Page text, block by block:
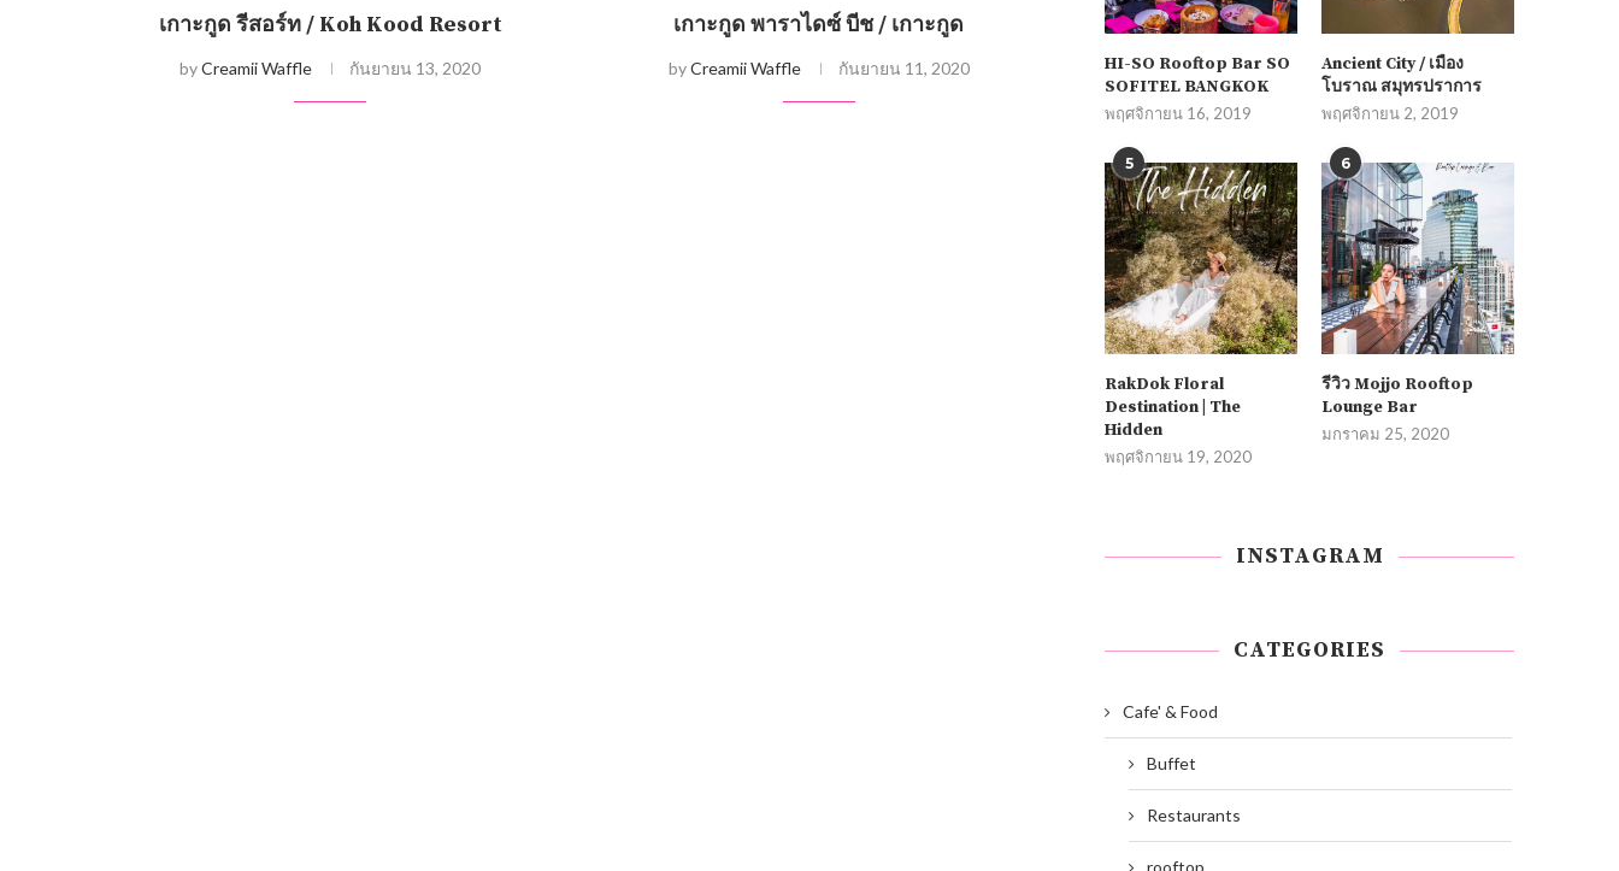
เกาะกูด รีสอร์ท / Koh Kood Resort
byCreamii Waffle กันยายน 13, 2020
เกาะกูด พาราไดซ์ บีช / เกาะกูด
byCreamii Waffle กันยายน 11, 2020
HI-SO Rooftop Bar SO
SOFITEL BANGKOK
พฤศจิกายน 16, 2019
Ancient City / เมือง
โบราณ สมุทรปราการ
พฤศจิกายน 2, 2019
5
RakDok Floral
Destination | The
Hidden
พฤศจิกายน 19, 2020
6
รีวิว Mojjo Rooftop
Lounge Bar
มกราคม 25, 2020
INSTAGRAM
CATEGORIES
Cafe' & Food
Buffet
Restaurants